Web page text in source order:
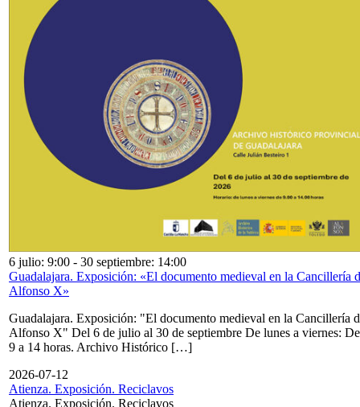
6 julio: 9:00 - 30 septiembre: 14:00
Guadalajara. Exposición: «El documento medieval en la Cancillería
Alfonso X»
Guadalajara. Exposición: "El documento medieval en la Cancillería
Alfonso X" Del 6 de julio al 30 de septiembre De lunes a viernes: De
9 a 14 horas. Archivo Histórico […]
2026-07-12
Atienza. Exposición. Reciclavos
Atienza. Exposición. Reciclavos